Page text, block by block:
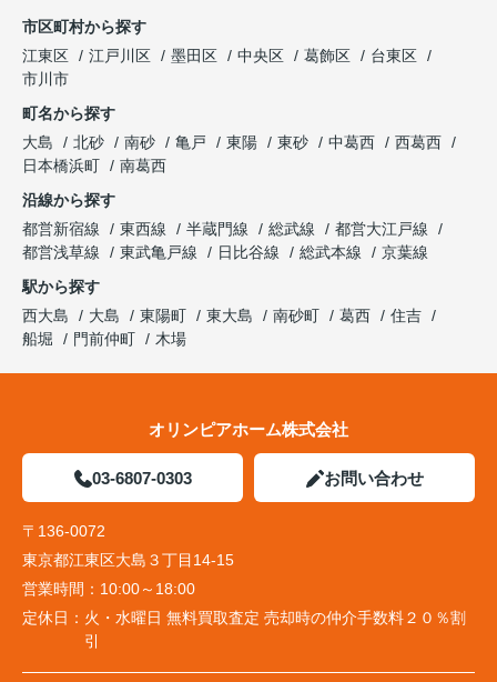
市区町村から探す
江東区
江戸川区 墨田区 中央区 葛飾区
台東区
市川市
町名から探す
大島
北砂 南砂 亀戸 東陽 東砂 中葛西
西葛西
日本橋浜町
南葛西
沿線から探す
都営新宿線
東西線 半蔵門線 総武線
都営大江戸線
都営浅草線
東武亀戸線 日比谷線 総武本線
京葉線
駅から探す
西大島
大島 東陽町 東大島 南砂町 葛西
住吉
船堀
門前仲町 木場
オリンピアホーム株式会社
03-6807-0303 お問い合わせ
〒136-0072
東京都江東区大島３丁目14-15
営業時間： 10:00～18:00
定休日： 火・水曜日 無料買取査定 売却時の仲介手数料２０％割
引